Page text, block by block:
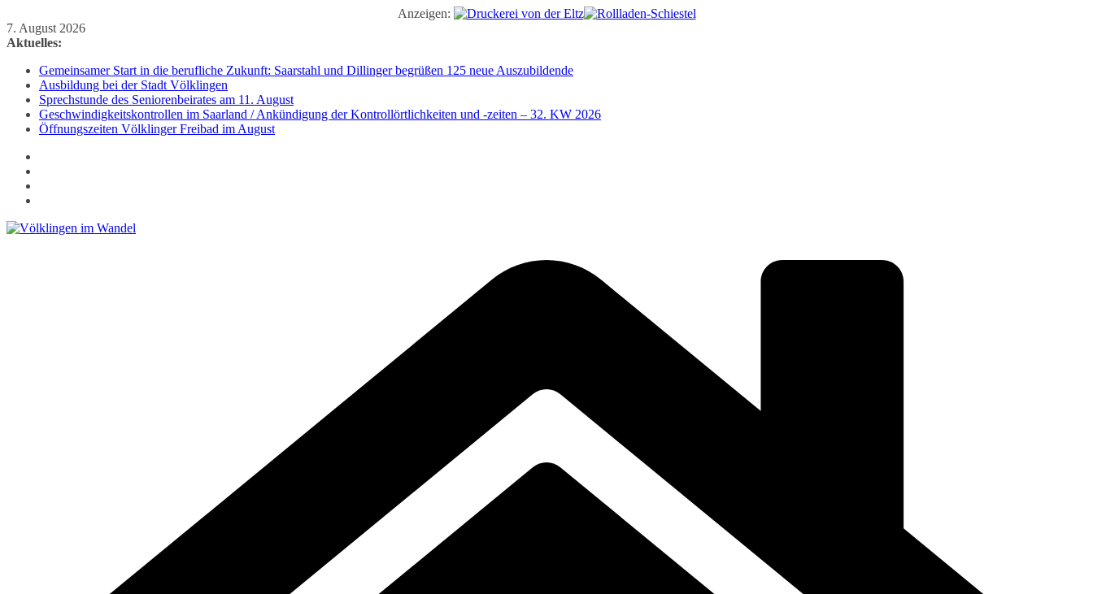
Anzeigen:
Zum
Inhalt
7. August 2026
Aktuelles:
Gemeinsamer Start in die berufliche Zukunft: Saarstahl und Dillinger begrüßen 125 neue Auszubildende
Ausbildung bei der Stadt Völklingen
Sprechstunde des Seniorenbeirates am 11. August
Geschwindigkeitskontrollen im Saarland / Ankündigung der Kontrollörtlichkeiten und -zeiten – 32. KW 2026
Öffnungszeiten Völklinger Freibad im August